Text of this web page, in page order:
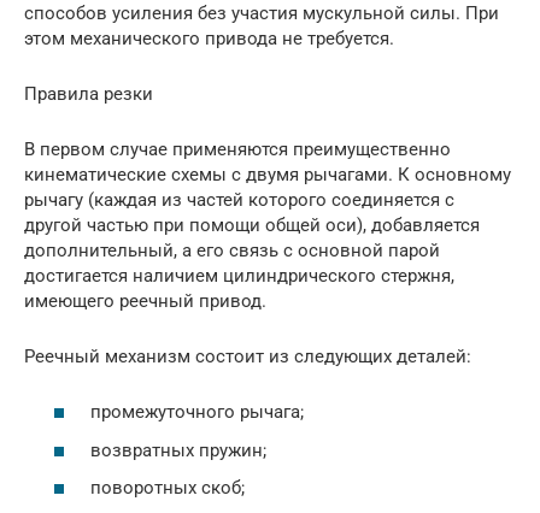
способов усиления без участия мускульной силы. При
этом механического привода не требуется.
Правила резки
В первом случае применяются преимущественно
кинематические схемы с двумя рычагами. К основному
рычагу (каждая из частей которого соединяется с
другой частью при помощи общей оси), добавляется
дополнительный, а его связь с основной парой
достигается наличием цилиндрического стержня,
имеющего реечный привод.
Реечный механизм состоит из следующих деталей:
промежуточного рычага;
возвратных пружин;
поворотных скоб;